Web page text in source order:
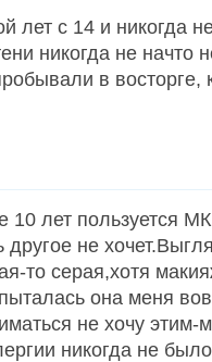
лет с 14 и никогда
никогда не начто
в восторге,
лет пользуется
другое не
то серая,хотя
она меня
не хочу этим-
никогда не